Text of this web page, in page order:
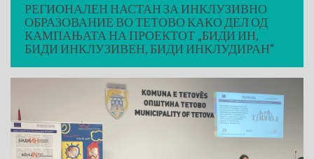
РЕГИОНАЛЕН НАСТАН ЗА ИНКЛУЗИВНО
ОБРАЗОВАНИЕ ВО ТЕТОВО КАКО ДЕЛ ОД
КАМПАЊАТА НА ПРОЕКТОТ „БИДИ ИН,
БИДИ ИНКЛУЗИВЕН, БИДИ ИНКЛУДИРАН“